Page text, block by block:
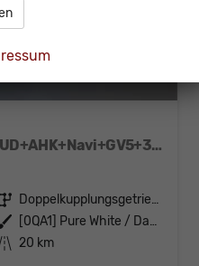
NEU R-Line 150PS eTSI HUD+AHK+Navi+GV5+360°+IQ.Light+Parklenk+eHeck+BlackStyle
Getriebe
Doppelkupplungsgetriebe (DSG)
Außenfarbe
[0QA1] Pure White / Dach Schwarz
Kilometerstand 20 km